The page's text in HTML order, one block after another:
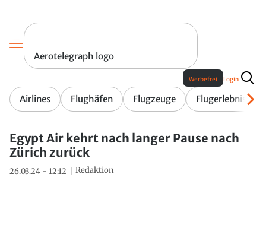
Aerotelegraph logo
Airlines Flughäfen Flugzeuge Flugerlebnis
Werbefrei Login
Egypt Air kehrt nach langer Pause nach
Zürich zurück
26.03.24 - 12:12 Redaktion